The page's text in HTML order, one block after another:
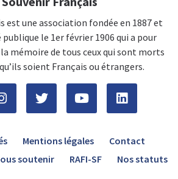
est une association fondée en 1887 et
le 1er février 1906 qui a pour
mémoire de tous ceux qui sont morts
soient Français ou étrangers.
Mentions légales
Contact
soutenir RAFI-SF Nos statuts